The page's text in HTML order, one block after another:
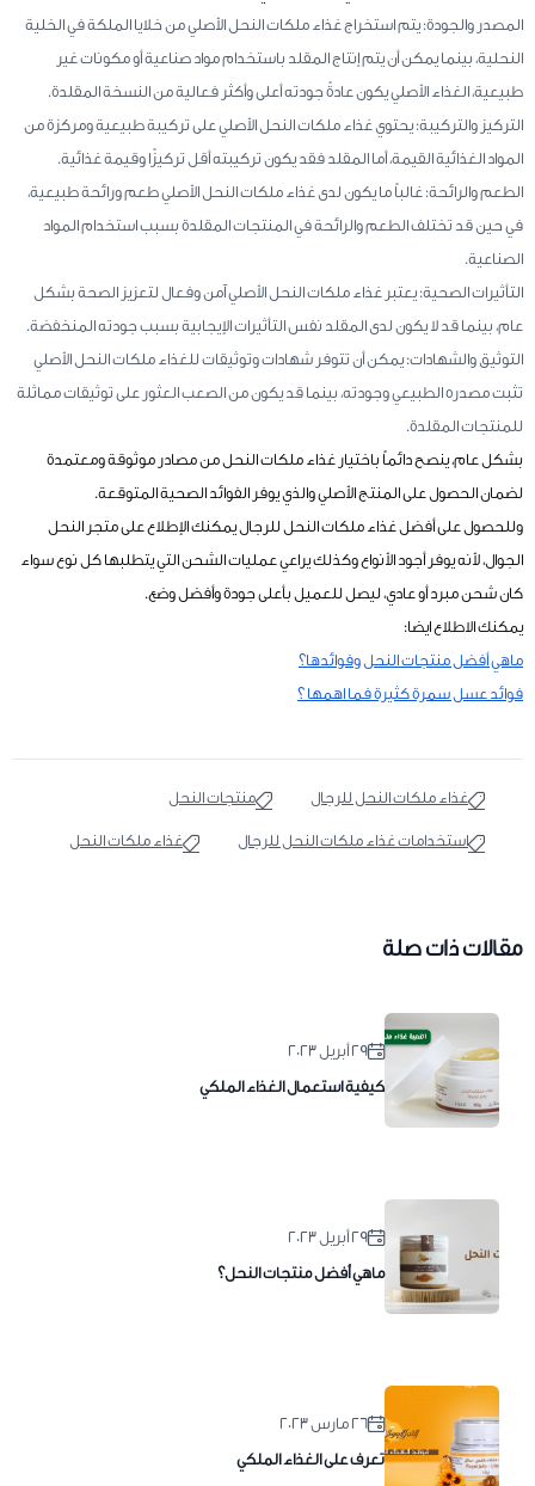
المصدر والجودة: يتم استخراج غذاء ملكات النحل الأصلي من خلايا الملكة في الخلية
النحلية، بينما يمكن أن يتم إنتاج المقلد باستخدام مواد صناعية أو مكونات غير
طبيعية، الغذاء الأصلي يكون عادةً جودته أعلى وأكثر فعالية من النسخة المقلدة.
التركيز والتركيبة: يحتوي غذاء ملكات النحل الأصلي على تركيبة طبيعية ومركزة من
المواد الغذائية القيمة، أما المقلد فقد يكون تركيبته أقل تركيزًا وقيمة غذائية.
الطعم والرائحة: غالباً ما يكون لدى غذاء ملكات النحل الأصلي طعم ورائحة طبيعية،
في حين قد تختلف الطعم والرائحة في المنتجات المقلدة بسبب استخدام المواد
الصناعية.
التأثيرات الصحية: يعتبر غذاء ملكات النحل الأصلي آمن وفعال لتعزيز الصحة بشكل
عام، بينما قد لا يكون لدى المقلد نفس التأثيرات الإيجابية بسبب جودته المنخفضة.
التوثيق والشهادات: يمكن أن تتوفر شهادات وتوثيقات للغذاء ملكات النحل الأصلي
تثبت مصدره الطبيعي وجودته، بينما قد يكون من الصعب العثور على توثيقات مماثلة
للمنتجات المقلدة.
بشكل عام، ينصح دائماً باختيار غذاء ملكات النحل من مصادر موثوقة ومعتمدة
لضمان الحصول على المنتج الأصلي والذي يوفر الفوائد الصحية المتوقعة.
وللحصول على أفضل غذاء ملكات النحل للرجال يمكنك الإطلاع على متجر النحل
الجوال، لأنه يوفر أجود الأنواع وكذلك يراعي عمليات الشحن التي يتطلبها كل نوع سواء
كان شحن مبرد أو عادي، ليصل للعميل بأعلى جودة وأفضل وضع.
يمكنك الاطلاع ايضا:
ماهي أفضل منتجات النحل وفوائدها؟
فوائد عسل سمرة كثيرة فما اهمها ؟
غذاء ملكات النحل للرجال منتجات النحل
استخدامات غذاء ملكات النحل للرجال غذاء ملكات النحل
مقالات ذات صلة
٢٩ أبريل ٢٠٢٣
كيفية استعمال الغذاء الملكي
٢٩ أبريل ٢٠٢٣
ماهي أفضل منتجات النحل؟
٢٦ مارس ٢٠٢٣
تعرف على الغذاء الملكي